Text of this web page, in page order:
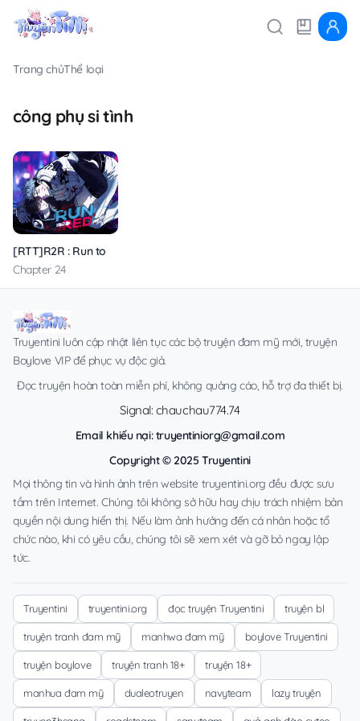
Trang chủThể loại
công phụ si tình
[RTT]R2R : Run to Red
Chapter 24
Truyentini luôn cập nhật liên tục các bộ truyện đam mỹ mới, truyện
Boylove VIP để phục vụ độc giả.
Đọc truyện hoàn toàn miễn phí, không quảng cáo, hỗ trợ đa thiết bị.
Signal: chauchau774.74
Email khiếu nại:truyentiniorg@gmail.com
Copyright © 2025 Truyentini
Mọi thông tin và hình ảnh trên website truyentini.org đều được sưu
tầm trên Internet. Chúng tôi không sở hữu hay chịu trách nhiệm bản
quyền nội dung hiển thị. Nếu làm ảnh hưởng đến cá nhân hoặc tổ
chức nào, khi có yêu cầu, chúng tôi sẽ xem xét và gỡ bỏ ngay lập
tức.
Truyentini truyentini.org đọc truyện Truyentini truyện bl
truyện tranh đam mỹ manhwa đam mỹ boylove Truyentini
truyện boylove truyện tranh 18+ truyện 18+
manhua đam mỹ dualeotruyen navyteam lazy truyện